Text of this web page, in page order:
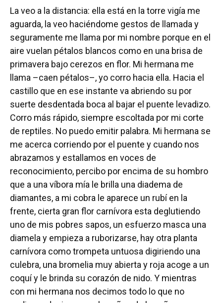
La veo a la distancia: ella está en la torre vigía me
aguarda, la veo haciéndome gestos de llamada y
seguramente me llama por mi nombre porque en el
aire vuelan pétalos blancos como en una brisa de
primavera bajo cerezos en flor. Mi hermana me
llama –caen pétalos–, yo corro hacia ella. Hacia el
castillo que en ese instante va abriendo su por
suerte desdentada boca al bajar el puente levadizo.
Corro más rápido, siempre escoltada por mi corte
de reptiles. No puedo emitir palabra. Mi hermana se
me acerca corriendo por el puente y cuando nos
abrazamos y estallamos en voces de
reconocimiento, percibo por encima de su hombro
que a una víbora mía le brilla una diadema de
diamantes, a mi cobra le aparece un rubí en la
frente, cierta gran flor carnívora esta deglutiendo
uno de mis pobres sapos, un esfuerzo masca una
diamela y empieza a ruborizarse, hay otra planta
carnívora como trompeta untuosa digiriendo una
culebra, una bromelia muy abierta y roja acoge a un
coquí y le brinda su corazón de nido. Y mientras
con mi hermana nos decimos todo lo que no